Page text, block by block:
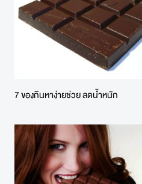
7 ของกินหาง่ายช่วย ลดน้ำหนัก